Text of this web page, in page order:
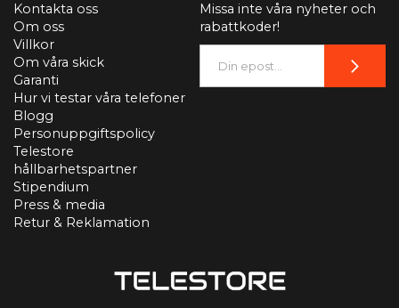
Kontakta oss
Om oss
Villkor
Om våra skick
Garanti
Hur vi testar våra telefoner
Blogg
Personuppgiftspolicy
Telestore
hållbarhetspartner
Stipendium
Press & media
Retur & Reklamation
Missa inte våra nyheter och
rabattkoder!